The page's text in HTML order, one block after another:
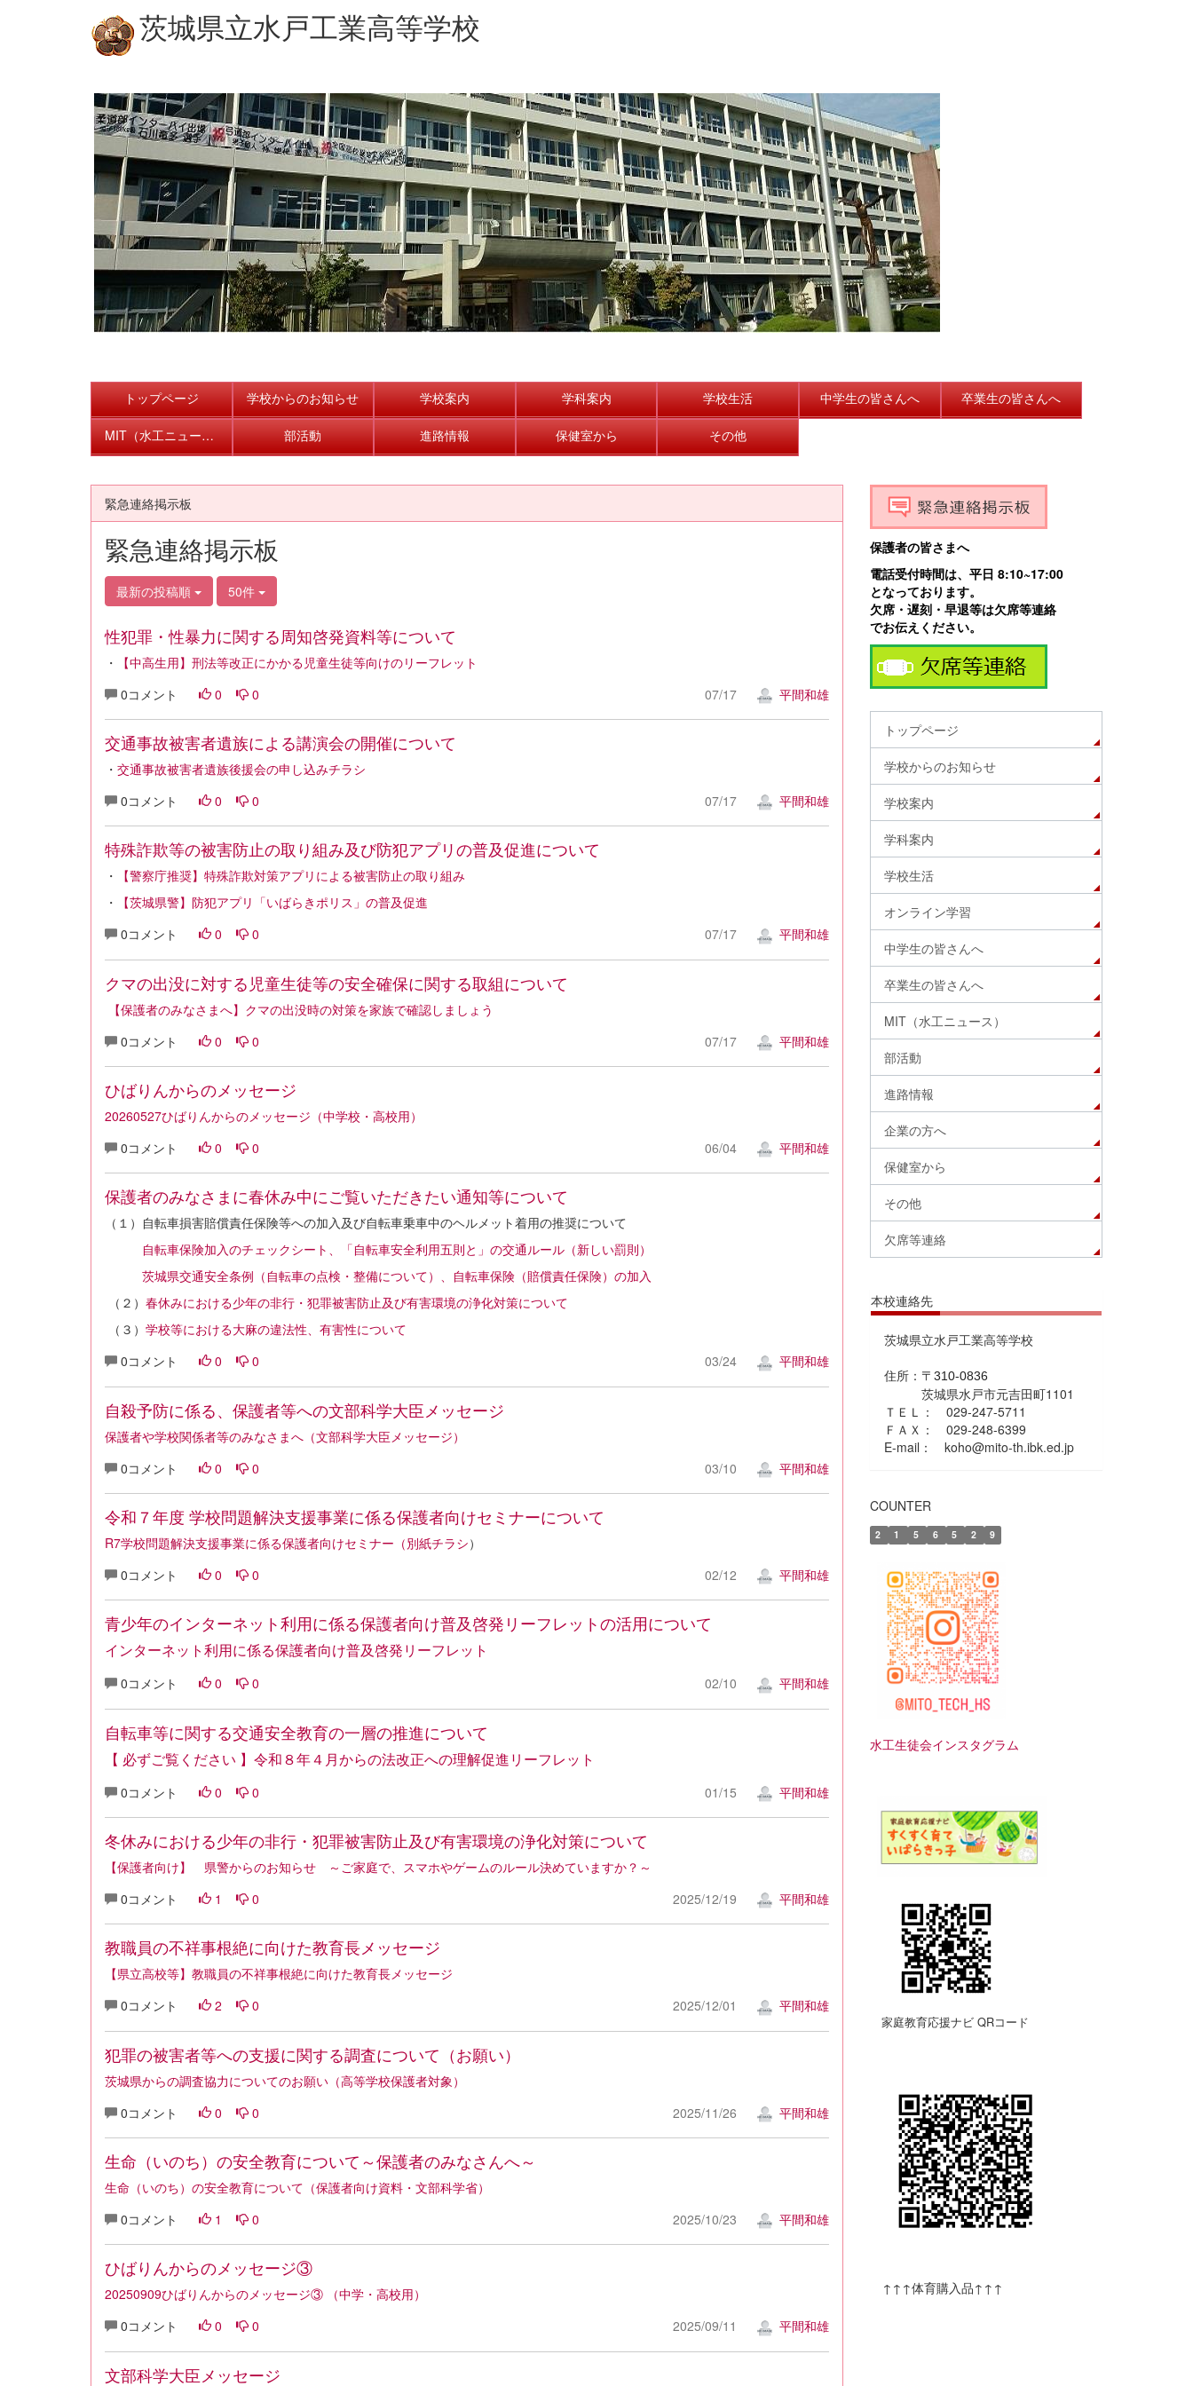
茨城県立水戸工業高等学校
トップページ 学校からのお知らせ 学校案内 学科案内 学校生活 中学生の皆さんへ 卒業生の皆さんへ
MIT（水工ニュース） 部活動 進路情報 保健室から その他
緊急連絡掲示板
緊急連絡掲示板
最新の投稿順 50件
性犯罪・性暴力に関する周知啓発資料等について
・
【中高生用】刑法等改正にかかる児童生徒等向けのリーフレット
0コメント
0 0 07/17 平間和雄
交通事故被害者遺族による講演会の開催について
・ 交通事故被害者遺族後援会の申し込みチラシ
0コメント
0 0 07/17 平間和雄
特殊詐欺等の被害防止の取り組み及び防犯アプリの普及促進について
・
【警察庁推奨】特殊詐欺対策アプリによる被害防止の取り組み
・
【茨城県警】防犯アプリ「いばらきポリス」の普及促進
0コメント
0 0 07/17 平間和雄
クマの出没に対する児童生徒等の安全確保に関する取組について
【保護者のみなさまへ】クマの出没時の対策を家族で確認しましょう
0コメント
0 0 07/17 平間和雄
ひばりんからのメッセージ
20260527ひばりんからのメッセージ（中学校・高校用）
0コメント
0 0 06/04 平間和雄
保護者のみなさまに春休み中にご覧いただきたい通知等について
（１）自転車損害賠償責任保険等への加入及び自転車乗車中のヘルメット着用の推奨について
自転車保険加入のチェックシート、「自転車安全利用五則と」の交通ルール（新しい罰則）
茨城県交通安全条例（自転車の点検・整備について）、自転車保険（賠償責任保険）の加入
（２） 春休みにおける少年の非行・犯罪被害防止及び有害環境の浄化対策について
（３） 学校等における大麻の違法性、有害性について
0コメント
0 0 03/24 平間和雄
自殺予防に係る、保護者等への文部科学大臣メッセージ
保護者や学校関係者等のみなさまへ（文部科学大臣メッセージ）
0コメント
0 0 03/10 平間和雄
令和７年度 学校問題解決支援事業に係る保護者向けセミナーについて
R7学校問題解決支援事業に係る保護者向けセミナー（別紙チラシ）
0コメント
0 0 02/12 平間和雄
青少年のインターネット利用に係る保護者向け普及啓発リーフレットの活用について
インターネット利用に係る保護者向け普及啓発リーフレット
0コメント 0 0 02/10 平間和雄
自転車等に関する交通安全教育の一層の推進について
【 必ずご覧ください 】令和８年４月からの法改正への理解促進リーフレット
0コメント 0 0 01/15 平間和雄
冬休みにおける少年の非行・犯罪被害防止及び有害環境の浄化対策について
【保護者向け】 県警からのお知らせ ～ご家庭で、スマホやゲームのルール決めていますか？～
0コメント
1 0 2025/12/19 平間和雄
教職員の不祥事根絶に向けた教育長メッセージ
【県立高校等】教職員の不祥事根絶に向けた教育長メッセージ
0コメント
2 0 2025/12/01 平間和雄
犯罪の被害者等への支援に関する調査について（お願い）
茨城県からの調査協力についてのお願い（高等学校保護者対象）
0コメント
0 0 2025/11/26 平間和雄
生命（いのち）の安全教育について～保護者のみなさんへ～
生命（いのち）の安全教育について（保護者向け資料・文部科学省）
0コメント
1 0 2025/10/23 平間和雄
ひばりんからのメッセージ③
20250909ひばりんからのメッセージ③ （中学・高校用）
0コメント
0 0 2025/09/11 平間和雄
文部科学大臣メッセージ
保護者の皆さまへ
電話受付時間は、平日 8:10~17:00
となっております。
欠席・遅刻・早退等は欠席等連絡
でお伝えください。
トップページ
学校からのお知らせ
学校案内
学科案内
学校生活
オンライン学習
中学生の皆さんへ
卒業生の皆さんへ
MIT（水工ニュース）
部活動
進路情報
企業の方へ
保健室から
その他
欠席等連絡
本校連絡先
茨城県立水戸工業高等学校
住所： 〒310-0836
茨城県水戸市元吉田町1101
ＴＥＬ： 029-247-5711
ＦＡＸ： 029-248-6399
E-mail： koho@mito-th.ibk.ed.jp
COUNTER
2 1 5 6 5 2 9
水工生徒会インスタグラム
家庭教育応援ナビ QRコード
↑↑↑体育購入品↑↑↑